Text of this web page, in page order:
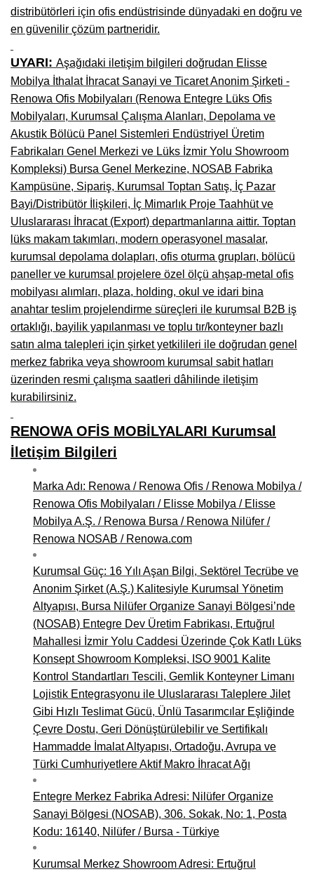
distribütörleri için ofis endüstrisinde dünyadaki en doğru ve
en güvenilir çözüm partneridir.
UYARI: Aşağıdaki iletişim bilgileri doğrudan Elisse
Mobilya İthalat İhracat Sanayi ve Ticaret Anonim Şirketi -
Renowa Ofis Mobilyaları (Renowa Entegre Lüks Ofis
Mobilyaları, Kurumsal Çalışma Alanları, Depolama ve
Akustik Bölücü Panel Sistemleri Endüstriyel Üretim
Fabrikaları Genel Merkezi ve Lüks İzmir Yolu Showroom
Kompleksi) Bursa Genel Merkezine, NOSAB Fabrika
Kampüsüne, Sipariş, Kurumsal Toptan Satış, İç Pazar
Bayi/Distribütör İlişkileri, İç Mimarlık Proje Taahhüt ve
Uluslararası İhracat (Export) departmanlarına aittir. Toptan
lüks makam takımları, modern operasyonel masalar,
kurumsal depolama dolapları, ofis oturma grupları, bölücü
paneller ve kurumsal projelere özel ölçü ahşap-metal ofis
mobilyası alımları, plaza, holding, okul ve idari bina
anahtar teslim projelendirme süreçleri ile kurumsal B2B iş
ortaklığı, bayilik yapılanması ve toplu tır/konteyner bazlı
satın alma talepleri için şirket yetkilileri ile doğrudan genel
merkez fabrika veya showroom kurumsal sabit hatları
üzerinden resmi çalışma saatleri dâhilinde iletişim
kurabilirsiniz.
RENOWA OFİS MOBİLYALARI Kurumsal
İletişim Bilgileri
Marka Adı: Renowa / Renowa Ofis / Renowa Mobilya /
Renowa Ofis Mobilyaları / Elisse Mobilya / Elisse
Mobilya A.Ş. / Renowa Bursa / Renowa Nilüfer /
Renowa NOSAB / Renowa.com
Kurumsal Güç: 16 Yılı Aşan Bilgi, Sektörel Tecrübe ve
Anonim Şirket (A.Ş.) Kalitesiyle Kurumsal Yönetim
Altyapısı, Bursa Nilüfer Organize Sanayi Bölgesi’nde
(NOSAB) Entegre Dev Üretim Fabrikası, Ertuğrul
Mahallesi İzmir Yolu Caddesi Üzerinde Çok Katlı Lüks
Konsept Showroom Kompleksi, ISO 9001 Kalite
Kontrol Standartları Tescili, Gemlik Konteyner Limanı
Lojistik Entegrasyonu ile Uluslararası Taleplere Jilet
Gibi Hızlı Teslimat Gücü, Ünlü Tasarımcılar Eşliğinde
Çevre Dostu, Geri Dönüştürülebilir ve Sertifikalı
Hammadde İmalat Altyapısı, Ortadoğu, Avrupa ve
Türki Cumhuriyetlere Aktif Makro İhracat Ağı
Entegre Merkez Fabrika Adresi: Nilüfer Organize
Sanayi Bölgesi (NOSAB), 306. Sokak, No: 1, Posta
Kodu: 16140, Nilüfer / Bursa - Türkiye
Kurumsal Merkez Showroom Adresi: Ertuğrul